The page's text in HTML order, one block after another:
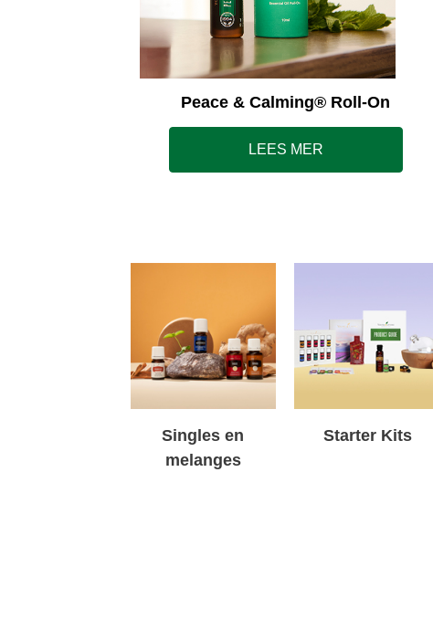
Peace & Calming® Roll-On
LEES MER
Singles en
melanges
Starter Kits